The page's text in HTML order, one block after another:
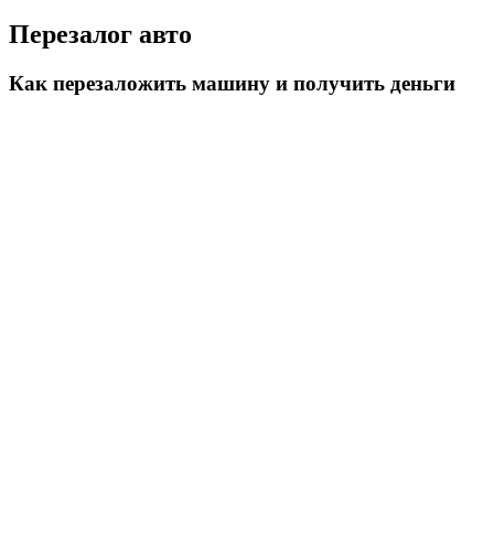
Перезалог авто
Как перезаложить машину и получить деньги